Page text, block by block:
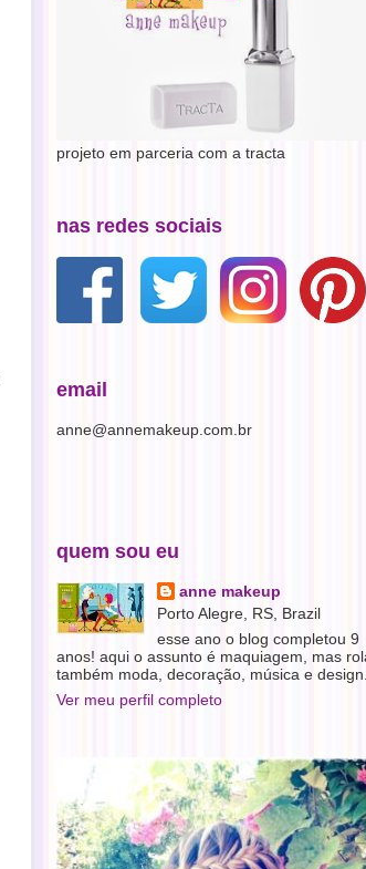
projeto em parceria com a tracta
nas redes sociais
email
anne@annemakeup.com.br
quem sou eu
anne makeup
Porto Alegre, RS, Brazil
esse ano o blog completou 9
anos! aqui o assunto é maquiagem, mas
também moda, decoração, música e design.
Ver meu perfil completo